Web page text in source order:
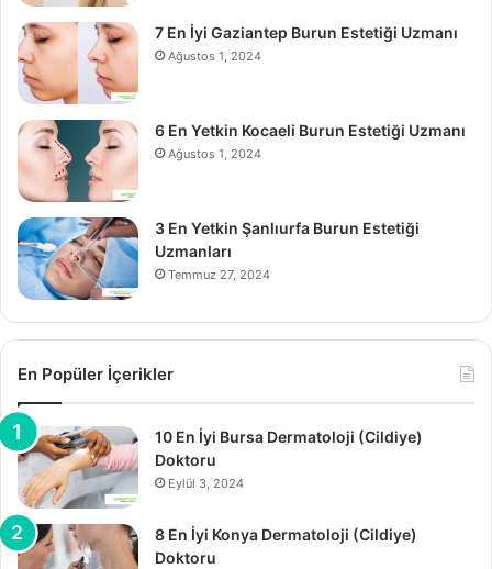
7 En İyi Gaziantep Burun Estetiği Uzmanı
Ağustos 1, 2024
6 En Yetkin Kocaeli Burun Estetiği Uzmanı
Ağustos 1, 2024
3 En Yetkin Şanlıurfa Burun Estetiği
Uzmanları
Temmuz 27, 2024
En Popüler İçerikler
10 En İyi Bursa Dermatoloji (Cildiye)
Doktoru
Eylül 3, 2024
8 En İyi Konya Dermatoloji (Cildiye)
Doktoru